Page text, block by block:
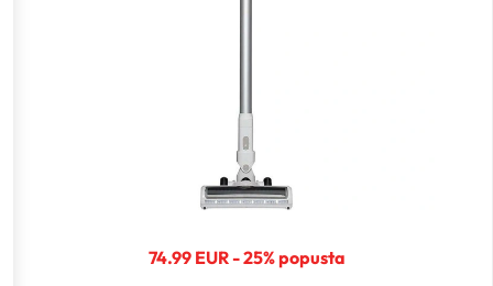
74.99 EUR - 25% popusta